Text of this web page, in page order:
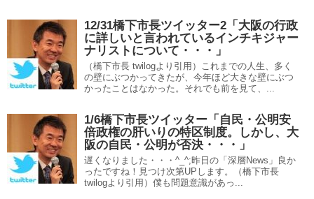
12/31橋下市長ツイッター2「大阪の行政
に詳しいと言われているインチキジャー
ナリストについて・・・」
（橋下市長 twilogより引用）これまでの人生、多く
の壁にぶつかってきたが、今年ほど大きな壁にぶつ
かったことはなかった。それでも前を見て、...
1/6橋下市長ツイッター「自民・公明安
倍政権の肝いりの特区制度。しかし、大
阪の自民・公明が否決・・・」
遅くなりました・・・^_^;昨日の「深層News」良か
ったですね！見つけ次第UPします。（橋下市長
twilogより引用）僕も問題意識があっ...